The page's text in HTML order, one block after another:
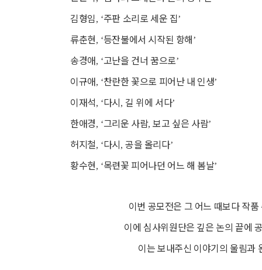
김형임, ‘주판 소리로 세운 집’
류춘현, ‘등잔불에서 시작된 항해’
송경애, ‘고난을 건너 꿈으로’
이규애, ‘찬란한 꽃으로 피어난 내 인생’
이재석, ‘다시, 길 위에 서다’
한애경, ‘그리운 사람,보고 싶은 사람’
허지철, ‘다시,공을 올리다’
황수현, ‘목련꽃 피어나던 어느 해 봄날’
이번 공모전은 그 어느 때보다 작
이에 심사위원단은 깊은 논의 끝에
이는 보내주신 이야기의 울림과